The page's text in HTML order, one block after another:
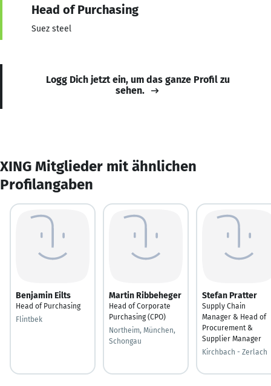
Head of Purchasing
Suez steel
Logg Dich jetzt ein, um das ganze Profil zu
sehen.
XING Mitglieder mit ähnlichen
Profilangaben
Benjamin Eilts
Head of Purchasing
Flintbek
Martin Ribbeheger
Head of Corporate
Purchasing (CPO)
Northeim, München,
Schongau
Stefan Pratter
Supply Chain
Manager & Head of
Procurement &
Supplier Manager
Kirchbach - Zerlach